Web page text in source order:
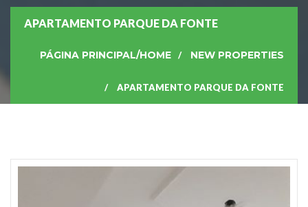
APARTAMENTO PARQUE DA FONTE
PÁGINA PRINCIPAL/HOME NEW PROPERTIES
APARTAMENTO PARQUE DA FONTE